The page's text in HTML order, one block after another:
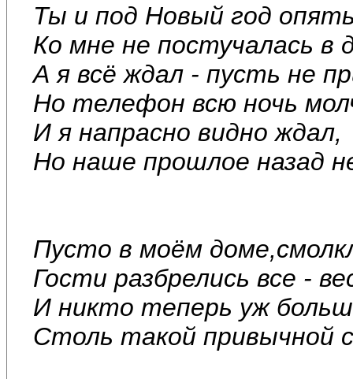
Ты и под Новый год
Ко мне не постучалась в
А я всё ждал - пусть не
Но телефон всю ночь
И я напрасно видно ждал,
Но наше прошлое назад
Пусто в моём
Гости разбрелись все -
И никто теперь уж
Столь такой привычной